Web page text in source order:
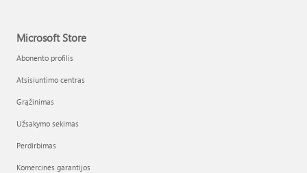
Microsoft Store
Abonento profilis
Atsisiuntimo centras
Grąžinimas
Užsakymo sekimas
Perdirbimas
Komercinės garantijos